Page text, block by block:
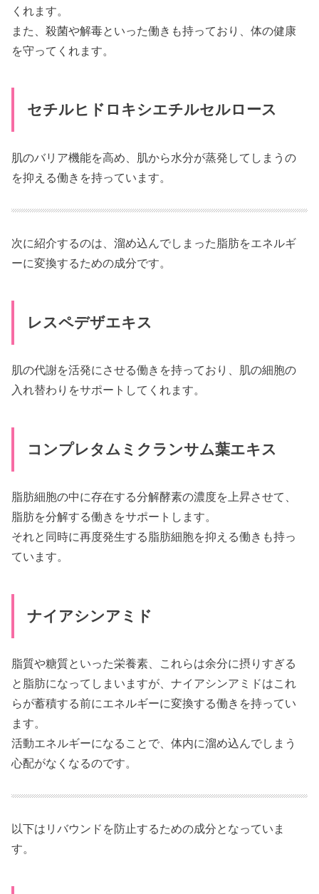
くれます。
また、殺菌や解毒といった働きも持っており、体の健康
を守ってくれます。
セチルヒドロキシエチルセルロース
肌のバリア機能を高め、肌から水分が蒸発してしまうの
を抑える働きを持っています。
次に紹介するのは、溜め込んでしまった脂肪をエネルギ
ーに変換するための成分です。
レスペデザエキス
肌の代謝を活発にさせる働きを持っており、肌の細胞の
入れ替わりをサポートしてくれます。
コンプレタムミクランサム葉エキス
脂肪細胞の中に存在する分解酵素の濃度を上昇させて、
脂肪を分解する働きをサポートします。
それと同時に再度発生する脂肪細胞を抑える働きも持っ
ています。
ナイアシンアミド
脂質や糖質といった栄養素、これらは余分に摂りすぎる
と脂肪になってしまいますが、ナイアシンアミドはこれ
らが蓄積する前にエネルギーに変換する働きを持ってい
ます。
活動エネルギーになることで、体内に溜め込んでしまう
心配がなくなるのです。
以下はリバウンドを防止するための成分となっていま
す。